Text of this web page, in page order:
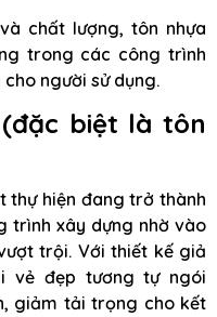
chất lượng, tôn nhựa
trong các công trình
người sử dụng.
biệt là tôn
thự hiện đang trở thành
trình xây dựng nhờ vào
trội. Với thiết kế giả
vẻ đẹp tương tự ngói
giảm tải trọng cho kết